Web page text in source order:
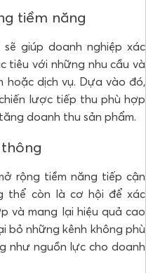
tiềm năng
giúp doanh nghiệp xác
tiêu với những nhu cầu và
hoặc dịch vụ. Dựa vào đó,
lược tiếp thu phù hợp
doanh thu sản phẩm.
rộng tiềm năng tiếp cận
thể còn là cơ hội để xác
và mang lại hiệu quả cao
bỏ những kênh không phù
như nguồn lực cho doanh